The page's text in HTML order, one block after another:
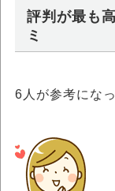
評判が最も
ミ
6 人が参考にな